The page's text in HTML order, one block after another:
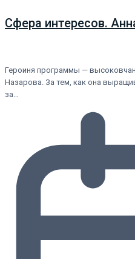
Сфера интересов.
Героиня программы —
Назарова. За тем, как она
за…